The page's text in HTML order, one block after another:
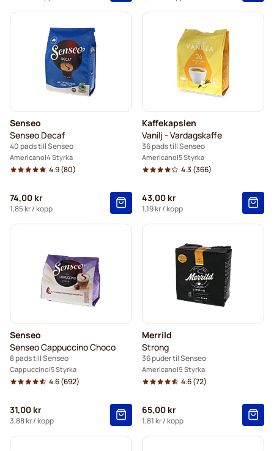
Senseo
Senseo Decaf
40 pads till Senseo
Americano 4 Styrka
4.9(80)
74,00 kr
1,85 kr/ kopp
Kaffekapslen
Vanilj - Vardagskaffe
36 pads till Senseo
Americano 5 Styrka
4.3 (366)
43,00 kr
1,19 kr/ kopp
Senseo
Senseo Cappuccino Choco
8 pads till Senseo
Cappuccino 5 Styrka
4.6(692)
31,00 kr
3,88 kr/ kopp
Merrild
Strong
36 puder til Senseo
Americano 9 Styrka
4.6(72)
65,00 kr
1,81 kr/ kopp